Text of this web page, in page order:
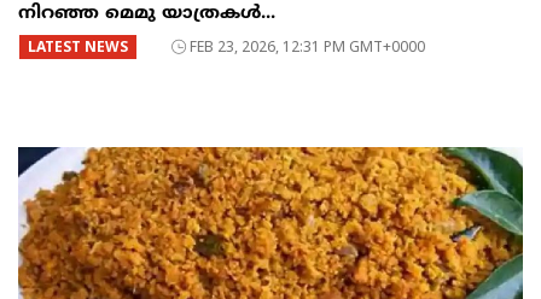
നിറഞ്ഞ മെമു യാത്രകൾ...
LATEST NEWS FEB 23, 2026, 12:31 PM GMT+0000